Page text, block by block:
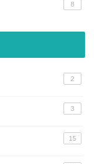
8
2
3
15